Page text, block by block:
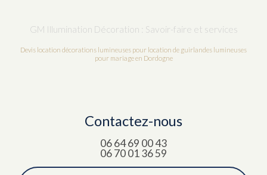
GM Illumination Décoration : Savoir-faire et services
Devis location décorations lumineuses pour location de guirlandes lumineuses
pour mariage en Dordogne
Contactez-nous
06 64 69 00 43
06 70 01 36 59